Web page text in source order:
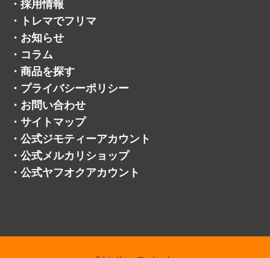
・ プライバシーポリシー
・ お問い合わせ
・ サイトマップ
・ 公式ジモティーアカウント
・ 公式メルカリショップ
・ 公式ヤフオクアカウント
©トレジャーマーケット.